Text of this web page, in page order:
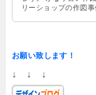
リーショップの作図
お願い致します！
↓ ↓ ↓